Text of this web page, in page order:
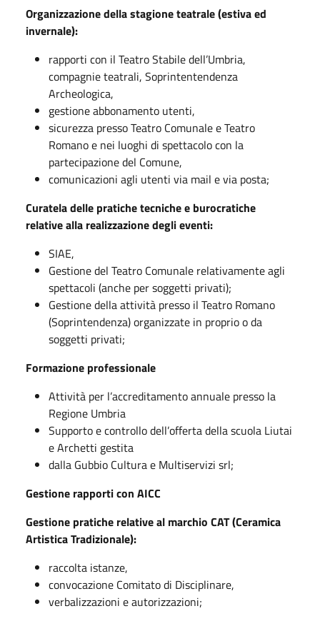
Organizzazione della stagione teatrale (estiva ed
invernale):
rapporti con il Teatro Stabile dell’Umbria,
compagnie teatrali, Soprintentendenza
Archeologica,
gestione abbonamento utenti,
sicurezza presso Teatro Comunale e Teatro
Romano e nei luoghi di spettacolo con la
partecipazione del Comune,
comunicazioni agli utenti via mail e via posta;
Curatela delle pratiche tecniche e burocratiche
relative alla realizzazione degli eventi:
SIAE,
Gestione del Teatro Comunale relativamente agli
spettacoli (anche per soggetti privati);
Gestione della attività presso il Teatro Romano
(Soprintendenza) organizzate in proprio o da
soggetti privati;
Formazione professionale
Attività per l’accreditamento annuale presso la
Regione Umbria
Supporto e controllo dell’offerta della scuola Liutai
e Archetti gestita
dalla Gubbio Cultura e Multiservizi srl;
Gestione rapporti con AICC
Gestione pratiche relative al marchio CAT (Ceramica
Artistica Tradizionale):
raccolta istanze,
convocazione Comitato di Disciplinare,
verbalizzazioni e autorizzazioni;